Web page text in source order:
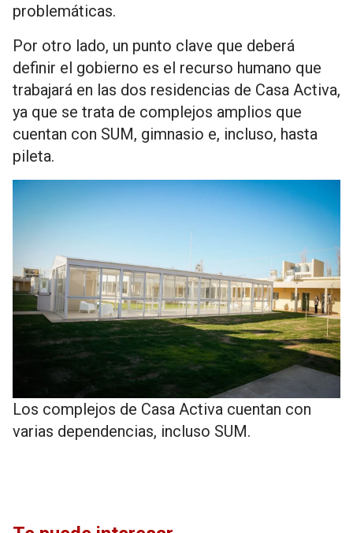
problemáticas.
Por otro lado, un punto clave que deberá
definir el gobierno es el recurso humano que
trabajará en las dos residencias de Casa Activa,
ya que se trata de complejos amplios que
cuentan con SUM, gimnasio e, incluso, hasta
pileta.
Los complejos de Casa Activa cuentan con
varias dependencias, incluso SUM.